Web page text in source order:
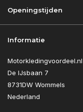
Openingstijden
Informatie
Motorkledingvoordeel.nl
De IJsbaan 7
8731DW Wommels
Nederland